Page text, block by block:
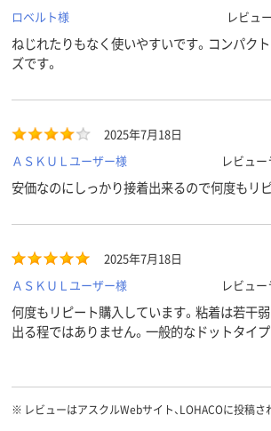
ロベルト様
レビュ
ねじれたりもなく使いやすいです。コンパク
ズです。
2025年7月18日
ＡＳＫＵＬユーザー様
レビュ
安価なのにしっかり接着出来るので何度もリ
2025年7月18日
ＡＳＫＵＬユーザー様
レビュ
何度もリピート購入しています。粘着は若干
出る程ではありません。一般的なドットタイ
くとてもいいと思います。何よりドットタイ
の点こちらはテープなのでそのまま紙に転写
もすっきりです。かなりお勧めです！
※ レビューはアスクルWebサイト、LOHACOに投稿さ